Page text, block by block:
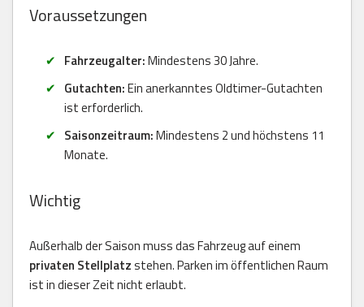
Voraussetzungen
Fahrzeugalter:Mindestens 30 Jahre.
Gutachten:Ein anerkanntes Oldtimer-Gutachten
ist erforderlich.
Saisonzeitraum:Mindestens 2 und höchstens 11
Monate.
Wichtig
Außerhalb der Saison muss das Fahrzeug auf einem
privaten Stellplatzstehen. Parken im öffentlichen Raum
ist in dieser Zeit nicht erlaubt.